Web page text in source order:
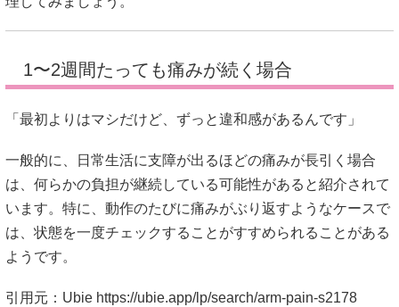
1〜2週間たっても痛みが続く場合
「最初よりはマシだけど、ずっと違和感があるんです」
一般的に、日常生活に支障が出るほどの痛みが長引く場合
は、何らかの負担が継続している可能性があると紹介されて
います。特に、動作のたびに痛みがぶり返すようなケースで
は、状態を一度チェックすることがすすめられることがある
ようです。
引用元：Ubie https://ubie.app/lp/search/arm-pain-s2178